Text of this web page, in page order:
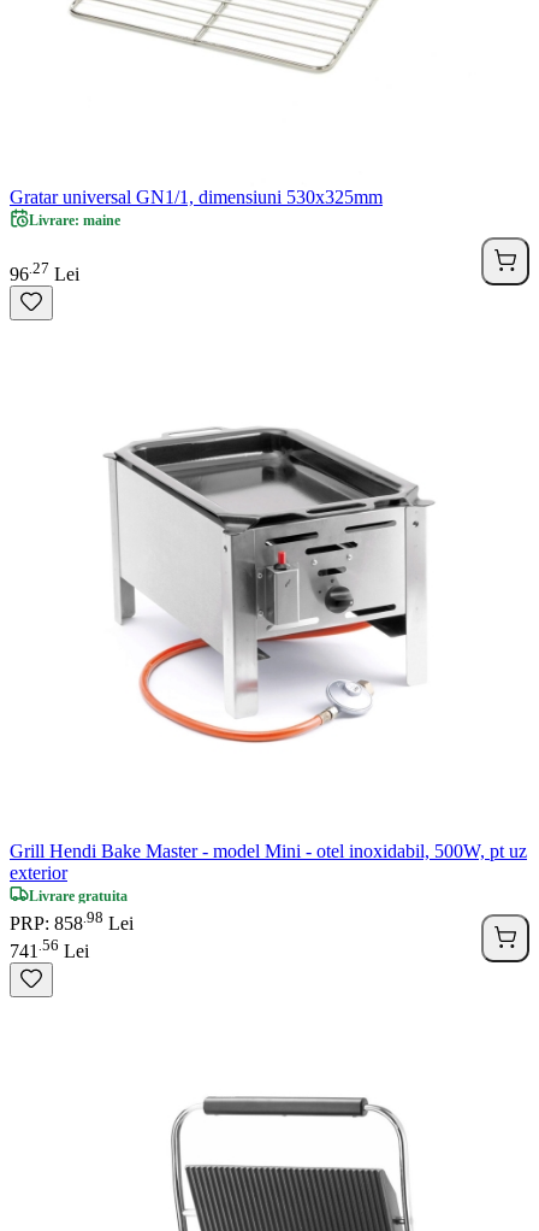
Gratar universal GN1/1, dimensiuni 530x325mm
Livrare: maine
96 27 Lei
Grill Hendi Bake Master - model Mini - otel inoxidabil, 500W, pt uz
exterior
Livrare gratuita
PRP: 858 98 Lei
741 56 Lei